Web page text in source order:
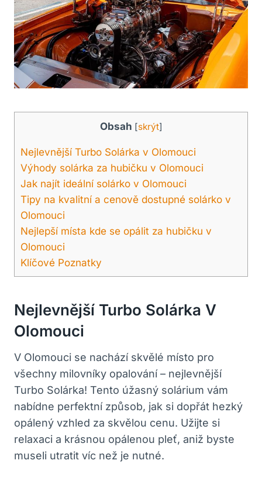
Obsah [skrýt]
Nejlevnější Turbo Solárka v Olomouci
Výhody solárka za hubičku v Olomouci
Jak najít ideální solárko v Olomouci
Tipy na kvalitní a cenově dostupné solárko v
Olomouci
Nejlepší místa kde se opálit za hubičku v
Olomouci
Klíčové Poznatky
Nejlevnější Turbo Solárka V
Olomouci
V Olomouci se nachází skvělé místo pro
všechny milovníky opalování – nejlevnější
Turbo Solárka! Tento úžasný solárium vám
nabídne perfektní způsob, jak si dopřát hezký
opálený vzhled za skvělou cenu. Užijte si
relaxaci a krásnou opálenou pleť, aniž byste
museli utratit víc než je nutné.